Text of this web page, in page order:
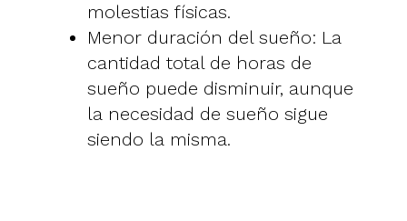
molestias físicas.
Menor duración del sueño: La
cantidad total de horas de
sueño puede disminuir, aunque
la necesidad de sueño sigue
siendo la misma.